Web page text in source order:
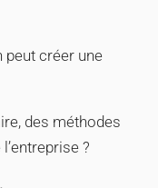
créer une
des méthodes
?